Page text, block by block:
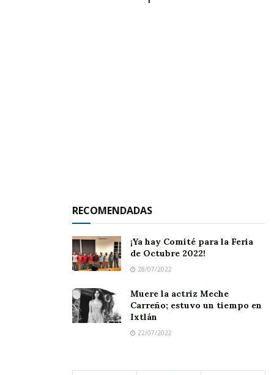
RECOMENDADAS
¡Ya hay Comité para la Feria
de Octubre 2022!
28/07/2022
Muere la actriz Meche
Carreño; estuvo un tiempo en
Ixtlán
22/07/2022